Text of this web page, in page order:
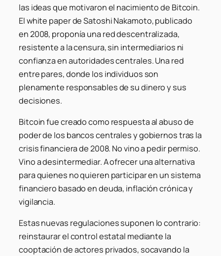
las ideas que motivaron el nacimiento de Bitcoin.
El white paper de Satoshi Nakamoto, publicado
en 2008, proponía una red descentralizada,
resistente a la censura, sin intermediarios ni
confianza en autoridades centrales. Una red
entre pares, donde los individuos son
plenamente responsables de su dinero y sus
decisiones.
Bitcoin fue creado como respuesta al abuso de
poder de los bancos centrales y gobiernos tras la
crisis financiera de 2008. No vino a pedir permiso.
Vino a desintermediar. A ofrecer una alternativa
para quienes no quieren participar en un sistema
financiero basado en deuda, inflación crónica y
vigilancia.
Estas nuevas regulaciones suponen lo contrario:
reinstaurar el control estatal mediante la
cooptación de actores privados, socavando la